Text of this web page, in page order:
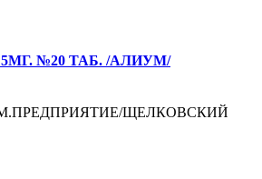
№20 ТАБ. /АЛИУМ/
ЩЕЛКОВСКИЙ